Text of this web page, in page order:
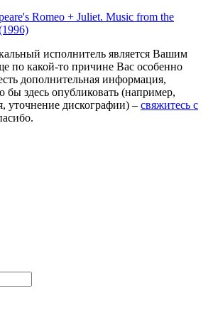
Romeo + Juliet. Music from the
исполнитель является Вашим
по какой-то причине Вас особенно
дополнительная информация,
здесь опубликовать (например,
уточнение дискографии) – свяжитесь с